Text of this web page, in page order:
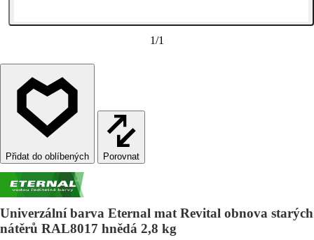
1/1
Porovnat
Univerzální barva Eternal mat Revital obnova starých
nátěrů RAL8017 hnědá 2,8 kg